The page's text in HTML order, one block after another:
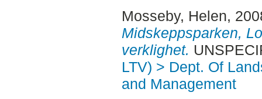
Mosseby, Helen,
Midskeppsparken,
verklighet.
LTV) > Dept. Of
and Management